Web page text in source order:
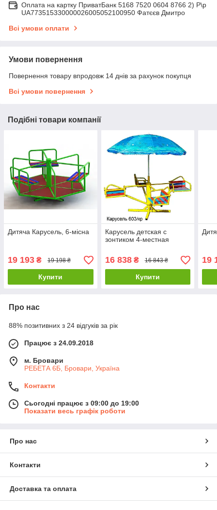
Оплата на картку ПриватБанк 5168 7520 0604 8766 2) Р\р
UA773515330000026005052100950 Фатєєв Дмитро
Всі умови оплати
Умови повернення
Повернення товару впродовж 14 днів за рахунок покупця
Всі умови повернення
Подібні товари компанії
Дитяча Карусель, 6-місна
19 193 ₴ 19 198 ₴
Купити
Карусель детская с
зонтиком 4-местная
16 838₴ 16 843 ₴
Купити
19
Про нас
88% позитивних з 24 відгуків за рік
Працює з 24.09.2018
м. Бровари
РЕБЕТА 6Б, Бровари, Україна
Контакти
Сьогодні працює з 09:00 до 19:00
Показати весь графік роботи
Про нас
Контакти
Доставка та оплата